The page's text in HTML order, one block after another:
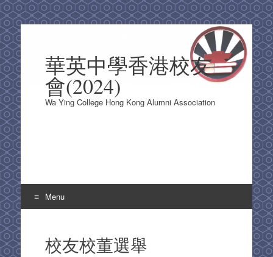
華英中學香港校友
會(2024)
Wa Ying College Hong Kong Alumni Association
Menu
content校友校董選舉